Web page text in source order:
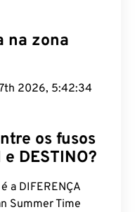
na zona
7th 2026, 5:42:35
os fusos
DESTINO?
a DIFERENÇA
Summer Time